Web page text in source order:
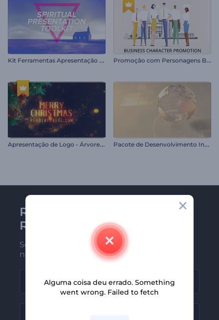
K
it Ferramentas Apresentação Espiritual P
romoção com Personagens Business
A
presentação de Logo - Árvore de Natal Decorada P
acote de Desenvolvimento Industrial
Receba a newsletter da
Renderforest
Seja um dos primeiros a receber
nossas últimas novidades e ofertas
Alguma coisa deu errado. Something
went wrong. Failed to fetch